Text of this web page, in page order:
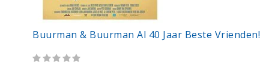
Buurman & Buurman Al 40 Jaar Beste Vrienden!